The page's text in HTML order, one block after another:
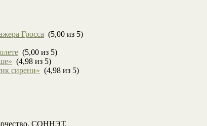
Гросса (5,00 из 5)
(5,00 из 5)
(4,98 из 5)
сирени» (4,98 из 5)
СОННЭТ.